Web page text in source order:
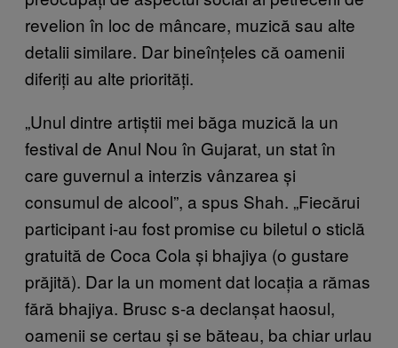
revelion în loc de mâncare, muzică sau alte
detalii similare. Dar bineînțeles că oamenii
diferiți au alte priorități.
„Unul dintre artiștii mei băga muzică la un
festival de Anul Nou în Gujarat, un stat în
care guvernul a interzis vânzarea și
consumul de alcool”, a spus Shah. „Fiecărui
participant i-au fost promise cu biletul o sticlă
gratuită de Coca Cola și bhajiya (o gustare
prăjită). Dar la un moment dat locația a rămas
fără bhajiya. Brusc s-a declanșat haosul,
oamenii se certau și se băteau, ba chiar urlau